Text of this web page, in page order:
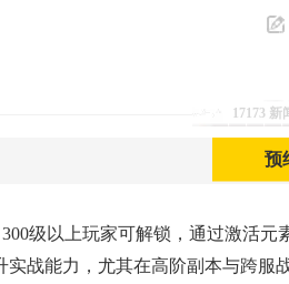
17173 新
预
级以上玩家可解锁，通过激活元
战能力，尤其在高阶副本与跨服